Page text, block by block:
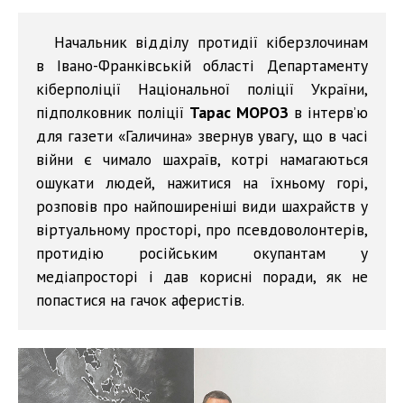
Начальник відділу протидії кіберзлочинам
в Івано-Франківській області Департаменту
кіберполіції Національної поліції України,
підполковник поліції Тарас МОРОЗ в інтерв’ю
для газети «Галичина» звернув увагу, що в часі
війни є чимало шахраїв, котрі намагаються
ошукати людей, нажитися на їхньому горі,
розповів про найпоширеніші види шахрайств у
віртуальному просторі, про псевдоволонтерів,
протидію російським окупантам у
медіапросторі і дав корисні поради, як не
попастися на гачок аферистів.